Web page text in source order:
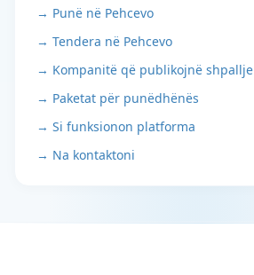
→ Punë në Pehcevo
→ Tendera në Pehcevo
→ Kompanitë që publikojnë shpallje
→ Paketat për punëdhënës
→ Si funksionon platforma
→ Na kontaktoni